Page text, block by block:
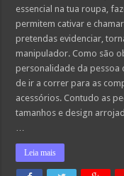
essencial na tua roupa,
permitem cativar e
pretendas evidenciar,
manipulador. Como são
personalidade da pessoa
de ir a correr para as
acessórios. Contudo as
tamanhos e design
Leia mais